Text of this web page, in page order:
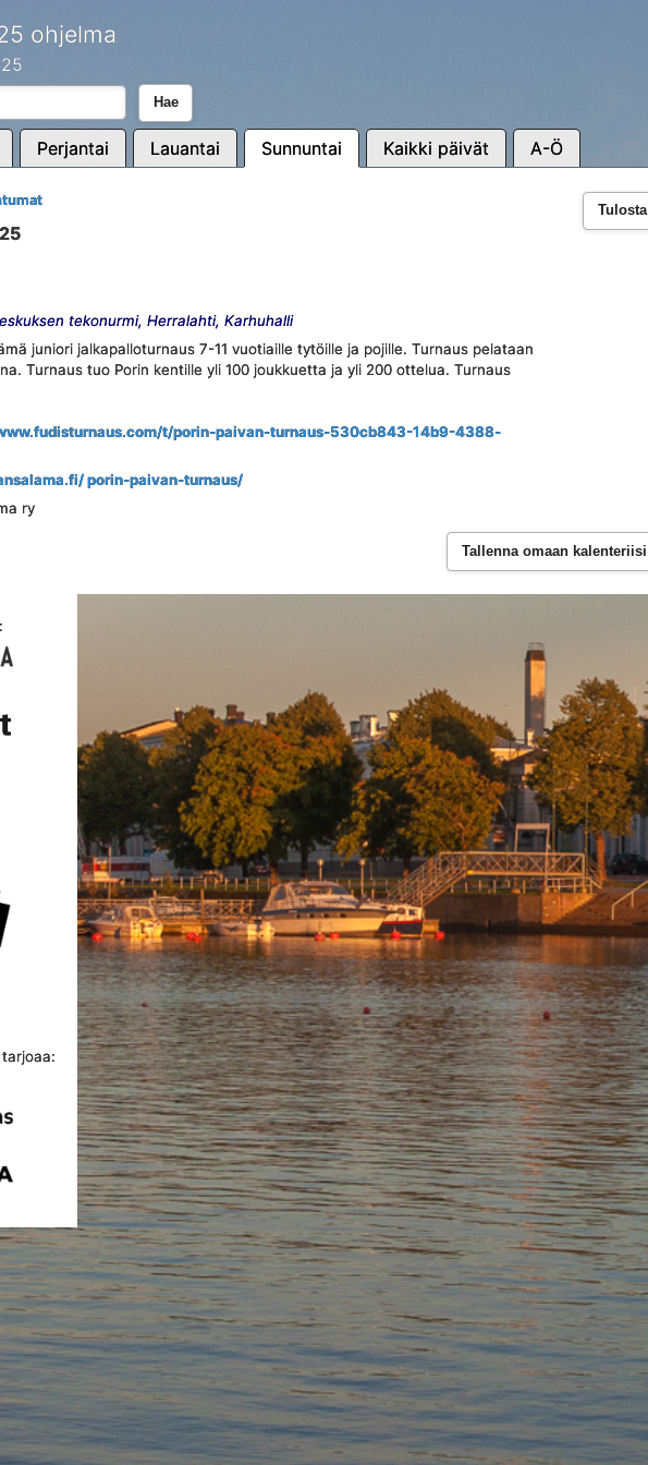
ohjelma
Hae
Perjantai Lauantai Sunnuntai Kaikki päivät A-Ö
Tulosta
tekonurmi, Herralahti, Karhuhalli
juniori jalkapalloturnaus 7-11 vuotiaille tytöille ja pojille. Turnaus pelataan
Turnaus tuo Porin kentille yli 100 joukkuetta ja yli 200 ottelua. Turnaus
t/porin-paivan-turnaus-530cb843-14b9-4388-
porin-paivan-turnaus/
ry
Tallenna omaan kalenteriisi